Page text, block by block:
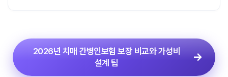
2026년 치매 간병인보험 보장 비교와 가성비
설계 팁